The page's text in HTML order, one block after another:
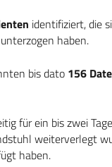
identifiziert, die
haben.
bis dato 156
für ein bis zwei
weiterverlegt
haben.